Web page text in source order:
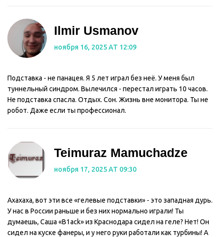
Ilmir Usmanov
ноября 16, 2025 AT 12:09
Подставка - не панацея. Я 5 лет играл без неё. У меня был
туннельный синдром. Вылечился - перестал играть 10 часов.
Не подставка спасла. Отдых. Сон. Жизнь вне монитора. Ты не
робот. Даже если ты профессионал.
Teimuraz Mamuchadze
ноября 17, 2025 AT 09:30
Ахахаха, вот эти все «гелевые подставки» - это западная дурь.
У нас в России раньше и без них нормально играли! Ты
думаешь, Саша «B1ack» из Краснодара сидел на геле? Нет! Он
сидел на куске фанеры, и у него руки работали как турбины! А